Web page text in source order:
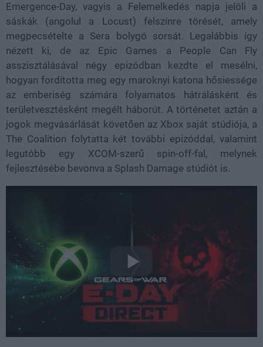
Emergence-Day, vagyis a Felemelkedés napja jelöli a
sáskák (angolul a Locust) felszínre törését, amely
megpecsételte a Sera bolygó sorsát. Legalábbis így
nézett ki, de az Epic Games a People Can Fly
asszisztálásával négy epizódban kezdte el mesélni,
hogyan fordította meg egy maroknyi katona hősiessége
az emberiség számára folyamatos hátrálásként és
területvesztésként megélt háborút. A történetet aztán a
jogok megvásárlását követően az Xbox saját stúdiója, a
The Coalition folytatta két további epizóddal, valamint
legutóbb egy XCOM-szerű spin-off-fal, melynek
fejlesztésébe bevonva a Splash Damage stúdiót is.